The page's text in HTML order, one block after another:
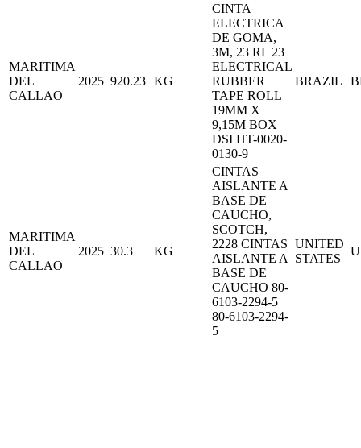
MARITIMA
DEL
CALLAO
2025 920.23 KG
CINTA
ELECTRICA
DE GOMA,
3M, 23 RL 23
ELECTRICAL
RUBBER
TAPE ROLL
19MM X
9,15M BOX
DSI HT-0020-
0130-9
BRAZIL
MARITIMA
DEL
CALLAO
2025 30.3 KG
CINTAS
AISLANTE A
BASE DE
CAUCHO,
SCOTCH,
2228 CINTAS
AISLANTE A
BASE DE
CAUCHO 80-
6103-2294-5
80-6103-2294-
5
UNITED
STATES